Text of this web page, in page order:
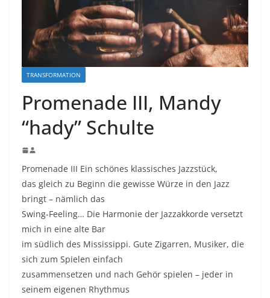
TRANSFORMATION
Promenade III, Mandy
“hady” Schulte
Promenade III Ein schönes klassisches Jazzstück,
das gleich zu Beginn die gewisse Würze in den Jazz
bringt – nämlich das
Swing-Feeling… Die Harmonie der Jazzakkorde versetzt
mich in eine alte Bar
im südlich des Mississippi. Gute Zigarren, Musiker, die
sich zum Spielen einfach
zusammensetzen und nach Gehör spielen – jeder in
seinem eigenen Rhythmus